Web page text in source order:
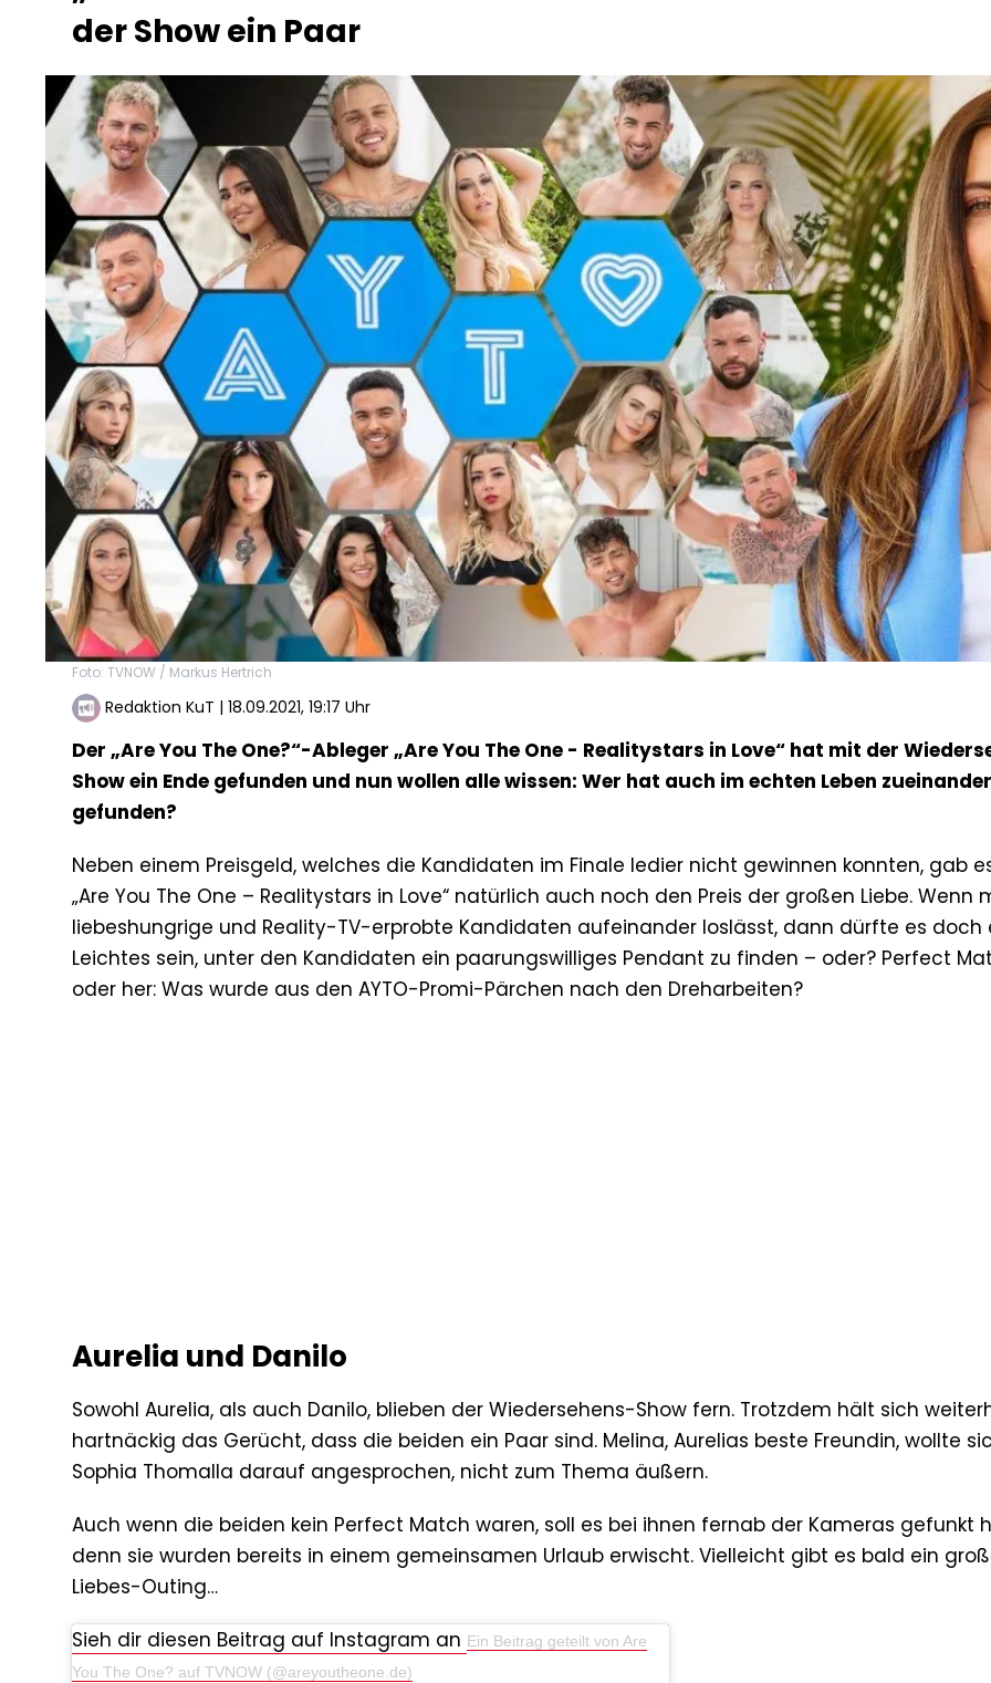
der Show ein Paar
Foto: TVNOW / Markus Hertrich
Redaktion KuT | 18.09.2021, 19:17 Uhr
Der „Are You The One?“-Ableger „Are You The One - Realitystars in Love“ hat mit der
Show ein Ende gefunden und nun wollen alle wissen: Wer hat auch im echten Leben zueinander
gefunden?
Neben einem Preisgeld, welches die Kandidaten im Finale ledier nicht gewinnen konnten, gab
„Are You The One – Realitystars in Love“ natürlich auch noch den Preis der großen Liebe. Wenn
liebeshungrige und Reality-TV-erprobte Kandidaten aufeinander loslässt, dann dürfte es doch
Leichtes sein, unter den Kandidaten ein paarungswilliges Pendant zu finden – oder? Perfect
oder her: Was wurde aus den AYTO-Promi-Pärchen nach den Dreharbeiten?
Aurelia und Danilo
Sowohl Aurelia, als auch Danilo, blieben der Wiedersehens-Show fern. Trotzdem hält sich
hartnäckig das Gerücht, dass die beiden ein Paar sind. Melina, Aurelias beste Freundin, wollte
Sophia Thomalla darauf angesprochen, nicht zum Thema äußern.
Auch wenn die beiden kein Perfect Match waren, soll es bei ihnen fernab der Kameras gefunkt
denn sie wurden bereits in einem gemeinsamen Urlaub erwischt. Vielleicht gibt es bald ein
Liebes-Outing…
Sieh dir diesen Beitrag auf Instagram an Ein Beitrag geteilt von Are
You The One? auf TVNOW (@areyoutheone.de)